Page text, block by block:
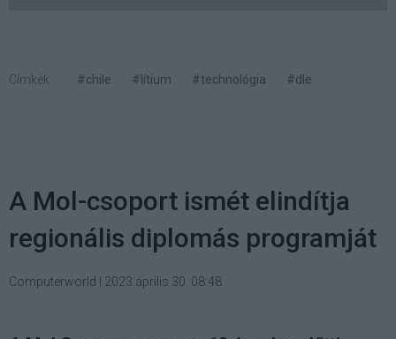
Címkék: #chile #lítium #technológia #dle
A Mol-csoport ismét elindítja
regionális diplomás programját
Computerworld 2023 április 30. 08:48